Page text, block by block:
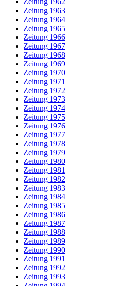
Zeitung 1962
Zeitung 1963
Zeitung 1964
Zeitung 1965
Zeitung 1966
Zeitung 1967
Zeitung 1968
Zeitung 1969
Zeitung 1970
Zeitung 1971
Zeitung 1972
Zeitung 1973
Zeitung 1974
Zeitung 1975
Zeitung 1976
Zeitung 1977
Zeitung 1978
Zeitung 1979
Zeitung 1980
Zeitung 1981
Zeitung 1982
Zeitung 1983
Zeitung 1984
Zeitung 1985
Zeitung 1986
Zeitung 1987
Zeitung 1988
Zeitung 1989
Zeitung 1990
Zeitung 1991
Zeitung 1992
Zeitung 1993